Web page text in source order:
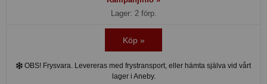
Lager: 2 förp.
Köp »
OBS! Frysvara. Levereras med frystransport, eller hämta själva vid vårt
lager i Aneby.